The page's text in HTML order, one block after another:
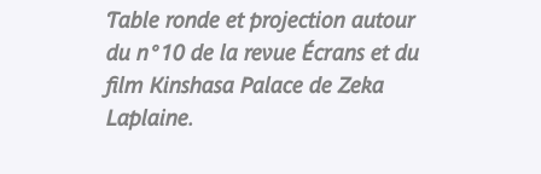
Table ronde et projection autour
du n°10 de la revue Écrans et du
film Kinshasa Palace de Zeka
Laplaine.